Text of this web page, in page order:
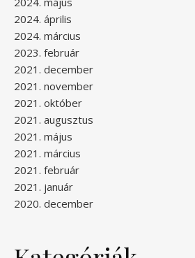
2024. április
2024. március
2023. február
2021. december
2021. november
2021. október
2021. augusztus
2021. május
2021. március
2021. február
2021. január
2020. december